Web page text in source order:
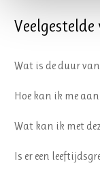
Wat is de duur
Hoe kan ik me
Wat kan ik met
Is er een